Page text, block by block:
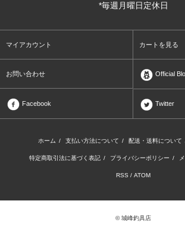
*毎週月曜日定休日
マイアカウント カートを見る
お問い合わせ Official
Facebook Twitter
ホーム / 支払い方法について / 配送・送料について
特定商取引法に基づく表記 / プライバシーポリシー /
RSS / ATOM
© 城峰釣具店